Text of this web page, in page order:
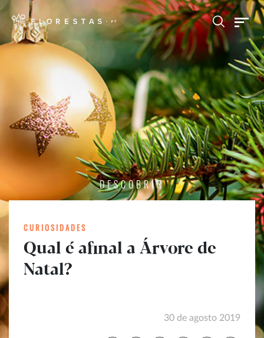
DESCOBRIR
CURIOSIDADES
Qual é afinal a Árvore de
Natal?
30 de agosto 2019